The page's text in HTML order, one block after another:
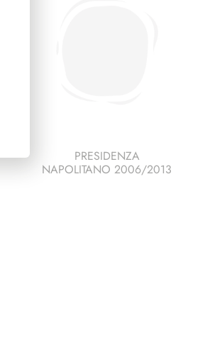
PRESIDENZA
NAPOLITANO 2006/2013